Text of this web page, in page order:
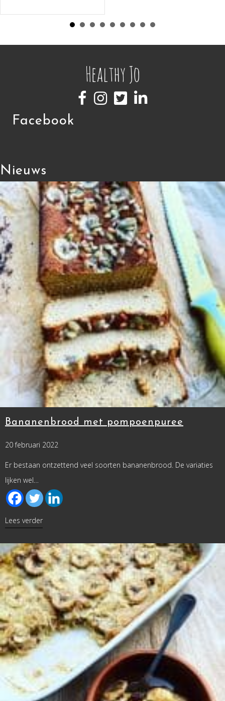
Facebook
Nieuws
Bananenbrood met pompoenpuree
20 februari 2022
Er bestaan ontzettend veel soorten bananenbrood. De variaties
lijken wel…
Lees verderabout Bananenbrood met pompoenpuree